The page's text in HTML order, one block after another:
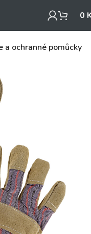
0
a ochranné pomůcky